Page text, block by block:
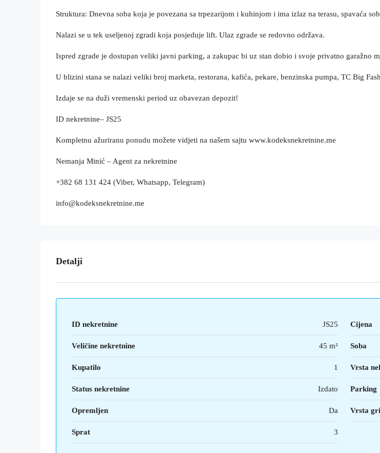
Struktura: Dnevna soba koja je povezana sa trpezarijom i kuhinjom i ima izlaz na terasu, spavaća
Nalazi se u tek useljenoj zgradi koja posjeduje lift. Ulaz zgrade se redovno održava.
Ispred zgrade je dostupan veliki javni parking, a zakupac bi uz stan dobio i svoje privatno garažno
U blizini stana se nalazi veliki broj marketa, restorana, kafića, pekare, benzinska pumpa, TC Big
Izdaje se na duži vremenski period uz obavezan depozit!
ID nekretnine– JS25
Kompletnu ažuriranu ponudu možete vidjeti na našem sajtu www.kodeksnekretnine.me
Nemanja Minić – Agent za nekretnine
+382 68 131 424 (Viber, Whatsapp, Telegram)
info@kodeksnekretnine.me
Detalji
ID nekretnine JS25 Cijena
Veličine nekretnine 45 m² Soba
Kupatilo 1 Vrsta
Status nekretnine Izdato Parking
Opremljen Da Vrsta
Sprat 3